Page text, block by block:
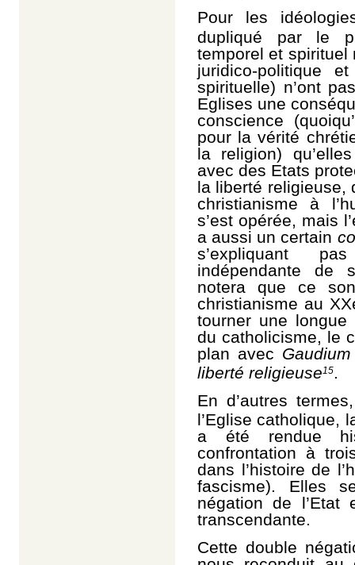
Pour les
dupliqué par le
temporel et spirituel
juridico-politique
spirituelle) n’ont
Eglises une
conscience
pour la vérité
la religion)
avec des Etats
la liberté religieuse,
christianisme à
s’est opérée, mais
a aussi un certain
s’expliquant
indépendante de
notera que ce
christianisme au XX
tourner une longue
du catholicisme, le c
plan avec
liberté religieuse15.
En d’autres
l’Eglise catholique,
a été rendue
confrontation à
dans l’histoire de
fascisme). Elles
négation de l’Etat
transcendante.
Cette double